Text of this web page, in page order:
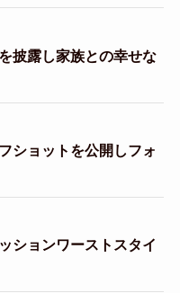
披露し家族との幸せな
ショットを公開しフォ
ションワーストスタイ